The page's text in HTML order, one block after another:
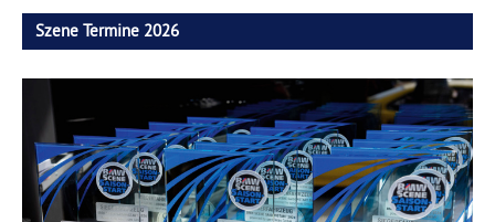
Szene Termine 2026